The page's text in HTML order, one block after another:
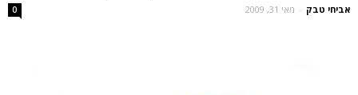
אביחי טבק - מאי 31, 2009 0